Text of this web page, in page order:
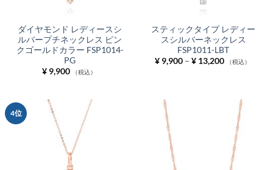
ダイヤモンド レディースシ
ルバープチネックレス ピン
クゴールドカラー FSP1014-
PG
¥9,900 （税込）
スティックタイプ レディー
スシルバーネックレス
FSP1011-LBT
¥9,900 – ¥13,200価
格
¥ 13,200
（税込）
4位